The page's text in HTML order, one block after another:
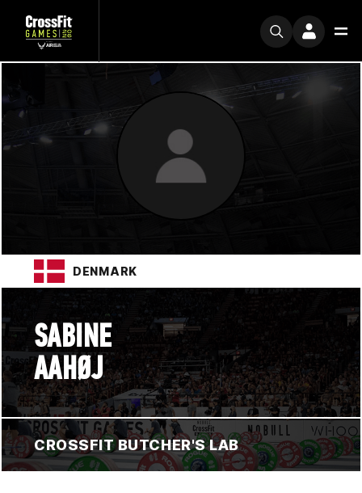
DENMARK
SABINE
AAHØJ
CROSSFIT BUTCHER'S LAB